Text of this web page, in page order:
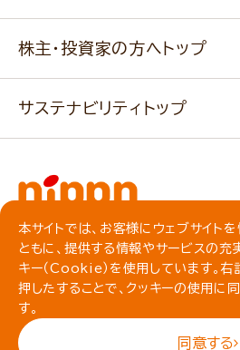
業務用商品のお問合せ
事業紹介
経営理念・経営方針・行動規範・行動指
ニップンの歴史
事業場・工場一覧
株主・投資家の方へトップ
IR情報
IRライブラリ
株主総会・株式関連情報／社債・格付
よくいただくご質問
サステナビリティトップ
基本方針
社会
食育への取り組み
プライバシーポリシー
クッキーポリシー
動作環境について
ソーシャルメディアガイドライン
サイトマップ
本サイトでは、お客様にウェブサイト
ともに、提供する情報やサービスの充
キー（Cookie）を使用しています。右
押したすることで、クッキーの使用に
す。
同意する